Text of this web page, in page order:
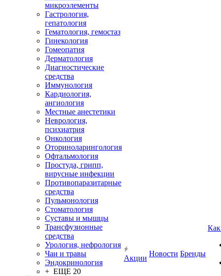
микроэлементы
Гастрология,
гепатология
Гематология, гемостаз
Гинекология
Гомеопатия
Дерматология
Диагностические
средства
Иммунология
Кардиология,
ангиология
Местные анестетики
Неврология,
психиатрия
Онкология
Оториноларингология
Офтальмология
Простуда, грипп,
вирусные инфекции
Противопаразитарные
средства
Пульмонология
Стоматология
Суставы и мышцы
Трансфузионные
средства
Урология, нефрология
Чаи и травы
Эндокринология
+ ЕЩЕ 20
Акции
Новости Бренды